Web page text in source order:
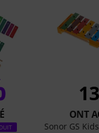
ONT
Sonor GS